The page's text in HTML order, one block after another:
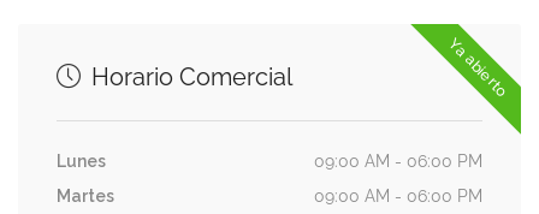
Ya abierto
Horario Comercial
Lunes
09:00 AM - 06:00 PM
Martes
09:00 AM - 06:00 PM